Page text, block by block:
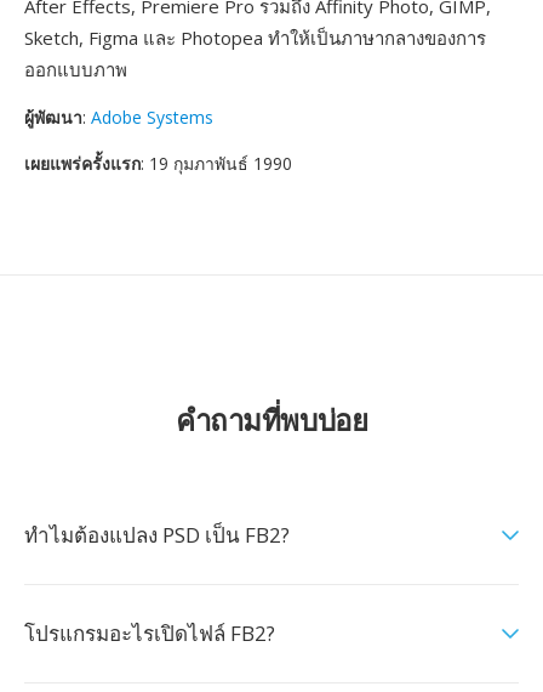
After Effects, Premiere Pro รวมถึง Affinity Photo, GIMP,
Sketch, Figma และ Photopea ทำให้เป็นภาษากลางของการ
ออกแบบภาพ
ผู้พัฒนา: Adobe Systems
เผยแพร่ครั้งแรก: 19 กุมภาพันธ์ 1990
คำถามที่พบบ่อย
ทำไมต้องแปลง PSD เป็น FB2?
โปรแกรมอะไรเปิดไฟล์ FB2?